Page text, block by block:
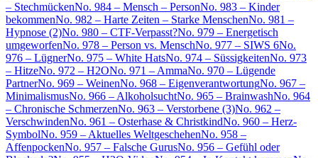
– StechmückenNo. 984 – Mensch – PersonNo. 983 – Kinder
bekommenNo. 982 – Harte Zeiten – Starke MenschenNo. 981 –
Hypnose (2)No. 980 – CTF-Verpasst?No. 979 – Energetisch
umgeworfenNo. 978 – Person vs. MenschNo. 977 – SIWS 6No.
976 – LügnerNo. 975 – White HatsNo. 974 – SüssigkeitenNo. 973
– HitzeNo. 972 – H2ONo. 971 – AmmaNo. 970 – Lügende
PartnerNo. 969 – WeinenNo. 968 – EigenverantwortungNo. 967 –
MinimalismusNo. 966 – AlkoholsuchtNo. 965 – BrainwashNo. 964
– Chronische SchmerzenNo. 963 – Verstorbene (3)No. 962 –
VerschwindenNo. 961 – Osterhase & ChristkindNo. 960 – Herz-
SymbolNo. 959 – Aktuelles WeltgeschehenNo. 958 –
AffenpockenNo. 957 – Falsche GurusNo. 956 – Gefühl oder